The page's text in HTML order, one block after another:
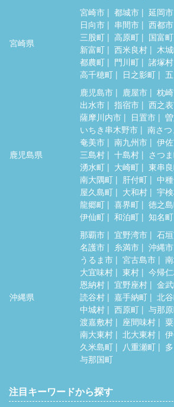
宮崎県
宮崎市 都城市 延岡市
日向市
串間市 西都市
三股町
高原町 国富町
新富町
西米良村 木
都農町
門川町 諸塚村
高千穂町
日之影町
鹿児島県
鹿児島市 鹿屋市 枕
出水市
指宿市 西之
薩摩川内市
日置市
いちき串木野市
南さ
奄美市
南九州市 伊
三島村
十島村 さつ
湧水町
大崎町 東串
南大隅町
肝付町 中
屋久島町
大和村 宇
龍郷町
喜界町 徳之
伊仙町
和泊町 知名町
沖縄県
那覇市 宜野湾市 石
名護市
糸満市 沖縄市
うるま市
宮古島市
大宜味村
東村 今帰
恩納村
宜野座村 金
読谷村
嘉手納町 北
中城村
西原町 与那
渡嘉敷村
座間味村
南大東村
北大東村
久米島町
八重瀬町
与那国町
注目キーワードから探す